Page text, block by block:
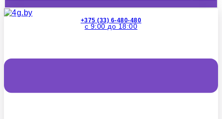
+375 (33) 6-480-480
с 9:00 до 18:00